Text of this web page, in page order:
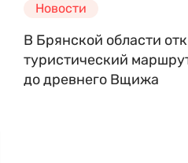
Новости
В Брянской области
туристический
до древнего Вщижа